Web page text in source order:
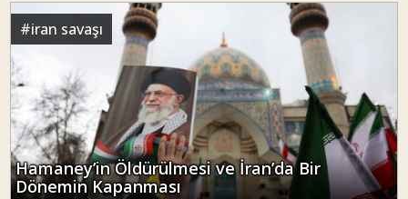
Hamaney’in Öldürülmesi ve İran’da Bir
Dönemin Kapanması
Dr. Mustafa Peköz